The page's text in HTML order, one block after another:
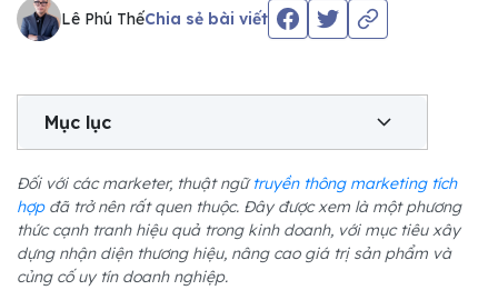
Lê Phú ThếChia sẻ bài viết
Mục lục
Đối với các marketer, thuật ngữtruyền thông marketing tích
hợpđã trở nên rất quen thuộc. Đây được xem là một phương
thức cạnh tranh hiệu quả trong kinh doanh, với mục tiêu xây
dựng nhận diện thương hiệu, nâng cao giá trị sản phẩm và
củng cố uy tín doanh nghiệp.